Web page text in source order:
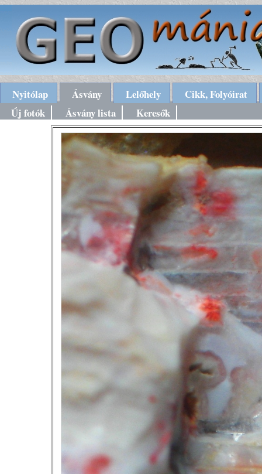
Nyitólap Ásvány Lelőhely
Cikk, Folyóirat
Új fotók
Ásvány lista Keresők